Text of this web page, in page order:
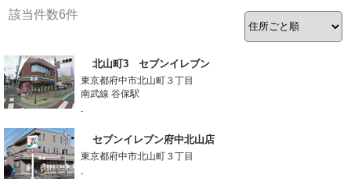
該当件数6件
北山町3 セブンイレブン
東京都府中市北山町３丁目
南武線 谷保駅
-
セブンイレブン府中北山店
東京都府中市北山町３丁目
-